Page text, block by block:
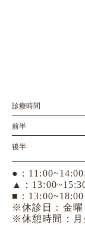
診療時間
前半
後半
●：
▲：
■：13:00~18:00
※休診日：金曜
※休憩時間：月